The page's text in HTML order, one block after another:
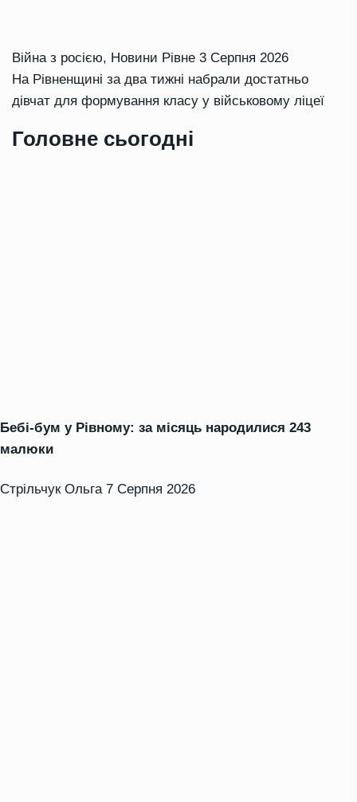
Війна з росією, Новини Рівне 3 Серпня 2026
На Рівненщині за два тижні набрали достатньо
дівчат для формування класу у військовому ліцеї
Головне сьогодні
Бебі-бум у Рівному: за місяць народилися 243
малюки
Стрільчук Ольга 7 Серпня 2026